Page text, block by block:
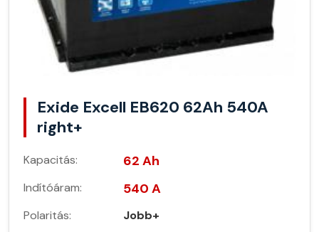
Exide Excell EB620 62Ah 540A
right+
Kapacitás: 62 Ah
Indítóáram: 540 A
Polaritás:
Jobb+